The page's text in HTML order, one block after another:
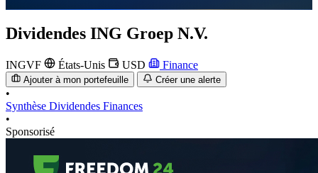
Dividendes ING Groep N.V.
INGVF États-Unis USD Finance
Ajouter à mon portefeuille Créer une alerte
•
Synthèse Dividendes Finances
•
Sponsorisé